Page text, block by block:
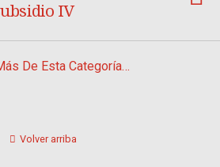
IV
De Esta Categoría…
Volver arriba